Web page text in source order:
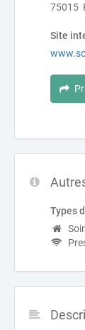
75015
Site
Types